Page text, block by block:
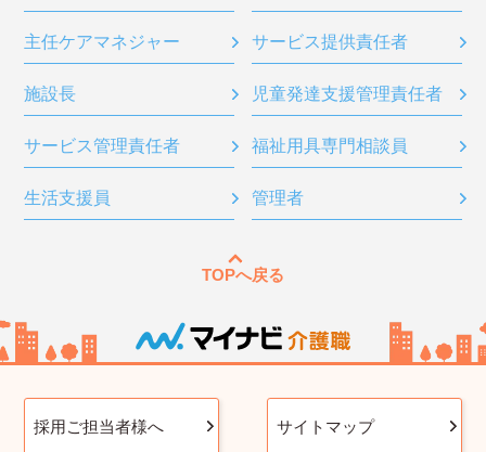
主任ケアマネジャー サービス提供責任者
施設長 児童発達支援管理責任者
サービス管理責任者 福祉用具専門相談員
生活支援員 管理者
TOPへ戻る
採用ご担当者様へ サイトマップ